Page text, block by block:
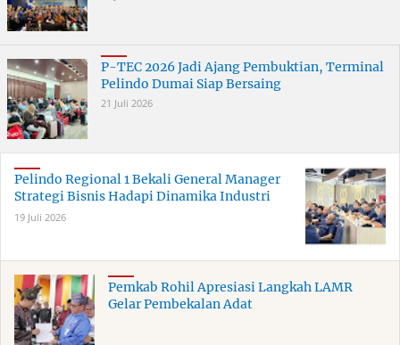
P-TEC 2026 Jadi Ajang Pembuktian, Terminal
Pelindo Dumai Siap Bersaing
21 Juli 2026
Pelindo Regional 1 Bekali General Manager
Strategi Bisnis Hadapi Dinamika Industri
19 Juli 2026
Pemkab Rohil Apresiasi Langkah LAMR
Gelar Pembekalan Adat